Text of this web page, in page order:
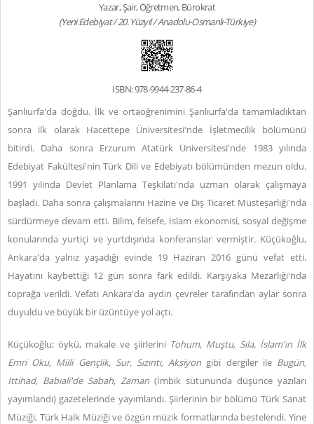
Yazar, Şair, Öğretmen, Bürokrat
(Yeni Edebiyat / 20. Yüzyıl / Anadolu-Osmanlı-Türkiye)
ISBN: 978-9944-237-86-4
Şanlıurfa'da doğdu. İlk ve ortaöğrenimini Şanlıurfa'da tamamladıktan
sonra ilk olarak Hacettepe Üniversitesi'nde İşletmecilik bölümünü
bitirdi. Daha sonra Erzurum Atatürk Üniversitesi'nde 1983 yılında
Edebiyat Fakültesi'nin Türk Dili ve Edebiyatı bölümünden mezun oldu.
1991 yılında Devlet Planlama Teşkilatı'nda uzman olarak çalışmaya
başladı. Daha sonra çalışmalarını Hazine ve Dış Ticaret Müsteşarlığı'nda
sürdürmeye devam etti. Bilim, felsefe, İslam ekonomisi, sosyal değişme
konularında yurtiçi ve yurtdışında konferanslar vermiştir. Küçükoğlu,
Ankara'da yalnız yaşadığı evinde 19 Haziran 2016 günü vefat etti.
Hayatını kaybettiği 12 gün sonra fark edildi. Karşıyaka Mezarlığı'nda
toprağa verildi. Vefatı Ankara'da aydın çevreler tarafından aylar sonra
duyuldu ve büyük bir üzüntüye yol açtı.
Küçükoğlu; öykü, makale ve şiirlerini Tohum, Muştu, Sıla, İslam'ın İlk
Emri Oku, Milli Gençlik, Sur, Sızıntı, Aksiyon gibi dergiler ile Bugün,
İttihad, Babıali'de Sabah, Zaman (İmbik sütununda düşünce yazıları
yayımlandı) gazetelerinde yayımlandı. Şiirlerinin bir bölümü Türk Sanat
Müziği, Türk Halk Müziği ve özgün müzik formatlarında bestelendi. Yine